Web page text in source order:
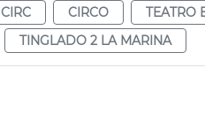
CIRC CIRCO TEATRO
TINGLADO 2 LA MARINA